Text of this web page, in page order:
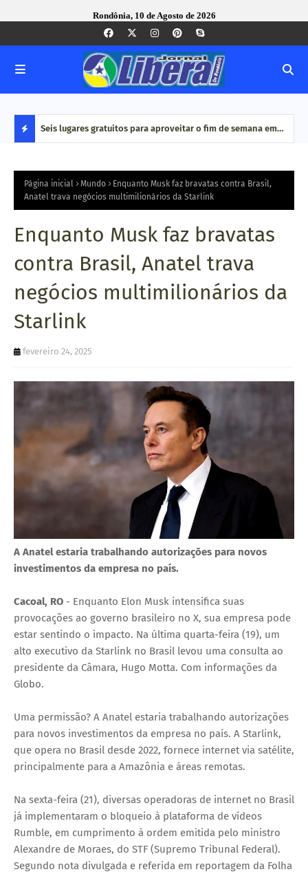
Rondônia, 10 de Agosto de 2026
S
T
A
Q
U
E
Seis lugares gratuitos para aproveitar o fim de semana em
Página inicial Mundo
Enquanto Musk faz bravatas contra Brasil,
Anatel trava negócios multimilionários da Starlink
Enquanto Musk faz bravatas
contra Brasil, Anatel trava
negócios multimilionários da
Starlink
fevereiro 24, 2025
A Anatel estaria trabalhando autorizações para novos
investimentos da empresa no país.
Cacoal, RO - Enquanto Elon Musk intensifica suas
provocações ao governo brasileiro no X, sua empresa pode
estar sentindo o impacto. Na última quarta-feira (19), um
alto executivo da Starlink no Brasil levou uma consulta ao
presidente da Câmara, Hugo Motta. Com informações da
Globo.
Uma permissão? A Anatel estaria trabalhando autorizações
para novos investimentos da empresa no país. A Starlink,
que opera no Brasil desde 2022, fornece internet via satélite,
principalmente para a Amazônia e áreas remotas.
Na sexta-feira (21), diversas operadoras de internet no Brasil
já implementaram o bloqueio à plataforma de vídeos
Rumble, em cumprimento à ordem emitida pelo ministro
Alexandre de Moraes, do STF (Supremo Tribunal Federal).
Segundo nota divulgada e referida em reportagem da Folha